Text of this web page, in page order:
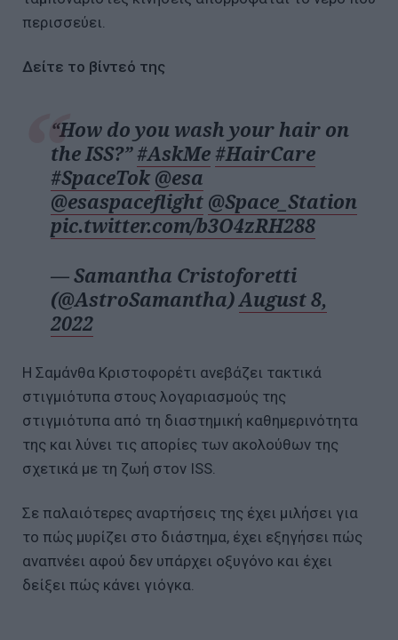
περισσεύει.
Δείτε το βίντεό της
“How do you wash your hair on
the ISS?”#AskMe #HairCare
#SpaceTok @esa
@esaspaceflight @Space_Station
pic.twitter.com/b3O4zRH288
— Samantha Cristoforetti
(@AstroSamantha)August 8,
2022
Η Σαμάνθα Κριστοφορέτι ανεβάζει τακτικά
στιγμιότυπα στους λογαριασμούς της
στιγμιότυπα από τη διαστημική καθημερινότητα
της και λύνει τις απορίες των ακολούθων της
σχετικά με τη ζωή στον ISS.
Σε παλαιότερες αναρτήσεις της έχει μιλήσει για
το πώς μυρίζει στο διάστημα, έχει εξηγήσει πώς
αναπνέει αφού δεν υπάρχει οξυγόνο και έχει
δείξει πώς κάνει γιόγκα.